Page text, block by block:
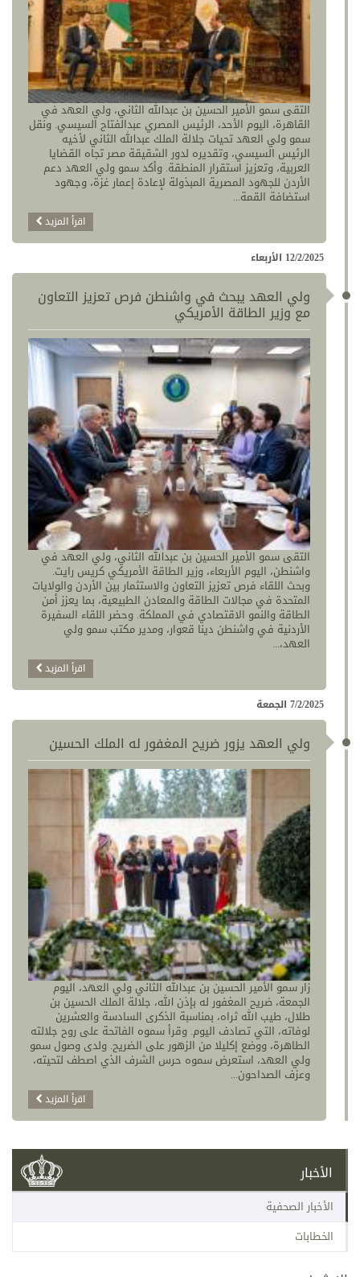
التقى سمو الأمير الحسين بن عبدالله الثاني، ولي العهد في
القاهرة، اليوم الأحد، الرئيس المصري عبدالفتاح السيسي. ونقل
سمو ولي العهد تحيات جلالة الملك عبدالله الثاني لأخيه
الرئيس السيسي، وتقديره لدور الشقيقة مصر تجاه القضايا
العربية، وتعزيز استقرار المنطقة. وأكد سمو ولي العهد دعم
الأردن للجهود المصرية المبذولة لإعادة إعمار غزة، وجهود
استضافة القمة...
اقرأ المزيد
12/2/2025 الأربعاء
ولي العهد يبحث في واشنطن فرص تعزيز التعاون
مع وزير الطاقة الأمريكي
التقى سمو الأمير الحسين بن عبدالله الثاني، ولي العهد في
واشنطن، اليوم الأربعاء، وزير الطاقة الأمريكي كريس رايت.
وبحث اللقاء فرص تعزيز التعاون والاستثمار بين الأردن والولايات
المتحدة في مجالات الطاقة والمعادن الطبيعية، بما يعزز أمن
الطاقة والنمو الاقتصادي في المملكة. وحضر اللقاء السفيرة
الأردنية في واشنطن دينا قعوار، ومدير مكتب سمو ولي
العهد،...
اقرأ المزيد
7/2/2025 الجمعة
ولي العهد يزور ضريح المغفور له الملك الحسين
زار سمو الأمير الحسين بن عبدالله الثاني ولي العهد، اليوم
الجمعة، ضريح المغفور له بإذن الله، جلالة الملك الحسين بن
طلال، طيب الله ثراه، بمناسبة الذكرى السادسة والعشرين
لوفاته، التي تصادف اليوم. وقرأ سموه الفاتحة على روح جلالته
الطاهرة، ووضع إكليلا من الزهور على الضريح. ولدى وصول سمو
ولي العهد، استعرض سموه حرس الشرف الذي اصطف لتحيته،
وعزف الصداحون...
اقرأ المزيد
الأخبار
الأخبار الصحفية
الخطابات